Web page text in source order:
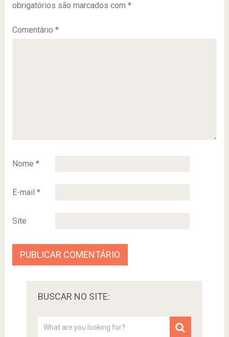
obrigatórios são marcados com *
Comentário *
Nome *
E-mail *
Site
BUSCAR NO SITE: